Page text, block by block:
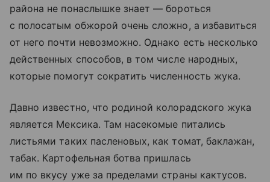
района не понаслышке знает — бороться
с полосатым обжорой очень сложно, а избавиться
от него почти невозможно. Однако есть несколько
действенных способов, в том числе народных,
которые помогут сократить численность жука.
Давно известно, что родиной колорадского жука
является Мексика. Там насекомые питались
листьями таких пасленовых, как томат, баклажан,
табак. Картофельная ботва пришлась
им по вкусу уже за пределами страны кактусов.